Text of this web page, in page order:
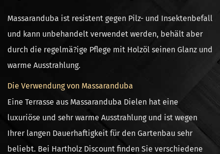
Massaranduba ist resistent gegen Pilz- und Insektenbefall
und kann unbehandelt verwendet werden, behält aber
durch die regelmä?ige Pflege mit Holzöl seinen Glanz und
warme Ausstrahlung.
Die Verwendung von Massaranduba
Eine Terrasse aus Massaranduba Dielen hat eine
luxuriöse und sehr warme Ausstrahlung und ist wegen
Ihrer langen Dauerhaftigkeit für den Gartenbau sehr
beliebt. Bei Hartholz Discount finden Sie verschiedene